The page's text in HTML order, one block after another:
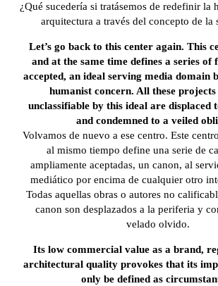
¿Qué sucedería si tratásemos de redefinir la
arquitectura a través del concepto de la
Let’s go back to this center again. This
and at the same time defines a series of
accepted, an ideal serving media domain
humanist concern. All these
unclassifiable by this ideal are displaced
and condemned to a veiled
Volvamos de nuevo a ese centro. Este
al mismo tiempo define una serie de
ampliamente aceptadas, un canon, al
mediático por encima de cualquier otro
Todas aquellas obras o autores no
canon son desplazados a la periferia y
velado olvido.
Its low commercial value as a brand,
architectural quality provokes that its
only be defined as